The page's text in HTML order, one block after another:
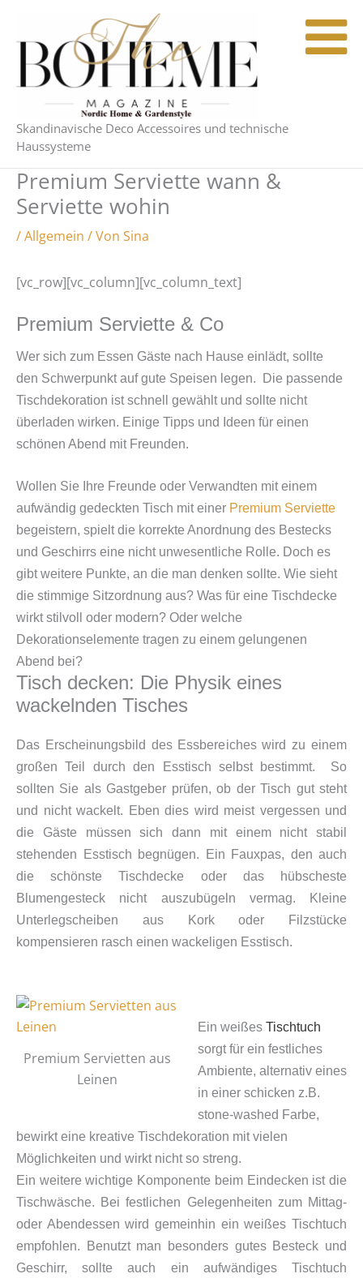
springen
Skandinavische Deco Accessoires und technische
Haussysteme
Premium Serviette wann &
Serviette wohin
/Allgemein / Von Sina
[vc_row][vc_column][vc_column_text]
Premium Serviette & Co
Wer sich zum Essen Gäste nach Hause einlädt, sollte
den Schwerpunkt auf gute Speisen legen. Die passende
Tischdekoration ist schnell gewählt und sollte nicht
überladen wirken. Einige Tipps und Ideen für einen
schönen Abend mit Freunden.
Wollen Sie Ihre Freunde oder Verwandten mit einem
aufwändig gedeckten Tisch mit einer Premium Serviette
begeistern, spielt die korrekte Anordnung des Bestecks
und Geschirrs eine nicht unwesentliche Rolle. Doch es
gibt weitere Punkte, an die man denken sollte. Wie sieht
die stimmige Sitzordnung aus? Was für eine Tischdecke
wirkt stilvoll oder modern? Oder welche
Dekorationselemente tragen zu einem gelungenen
Abend bei?
Tisch decken: Die Physik eines
wackelnden Tisches
Das Erscheinungsbild des Essbereiches wird zu einem
großen Teil durch den Esstisch selbst bestimmt. So
sollten Sie als Gastgeber prüfen, ob der Tisch gut steht
und nicht wackelt. Eben dies wird meist vergessen und
die Gäste müssen sich dann mit einem nicht stabil
stehenden Esstisch begnügen. Ein Fauxpas, den auch
die schönste Tischdecke oder das hübscheste
Blumengesteck nicht auszubügeln vermag. Kleine
Unterlegscheiben aus Kork oder Filzstücke
kompensieren rasch einen wackeligen Esstisch.
Premium Servietten aus
Leinen
Ein weißes Tischtuch
sorgt für ein festliches
Ambiente, alternativ eines
in einer schicken z.B.
stone-washed Farbe,
bewirkt eine kreative Tischdekoration mit vielen
Möglichkeiten und wirkt nicht so streng.
Ein weitere wichtige Komponente beim Eindecken ist die
Tischwäsche. Bei festlichen Gelegenheiten zum Mittag-
oder Abendessen wird gemeinhin ein weißes Tischtuch
empfohlen. Benutzt man besonders gutes Besteck und
Geschirr, sollte auch ein aufwändiges Tischtuch